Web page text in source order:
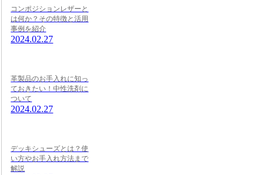
コンポジションレザーと
は何か？その特徴と活用
事例を紹介
2024.02.27
革製品のお手入れに知っ
ておきたい！中性洗剤に
ついて
2024.02.27
デッキシューズとは？使
い方やお手入れ方法まで
解説